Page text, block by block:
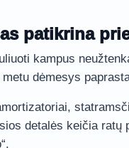
patikrina
kampus
metu dėmesys
detalės keičia ratų